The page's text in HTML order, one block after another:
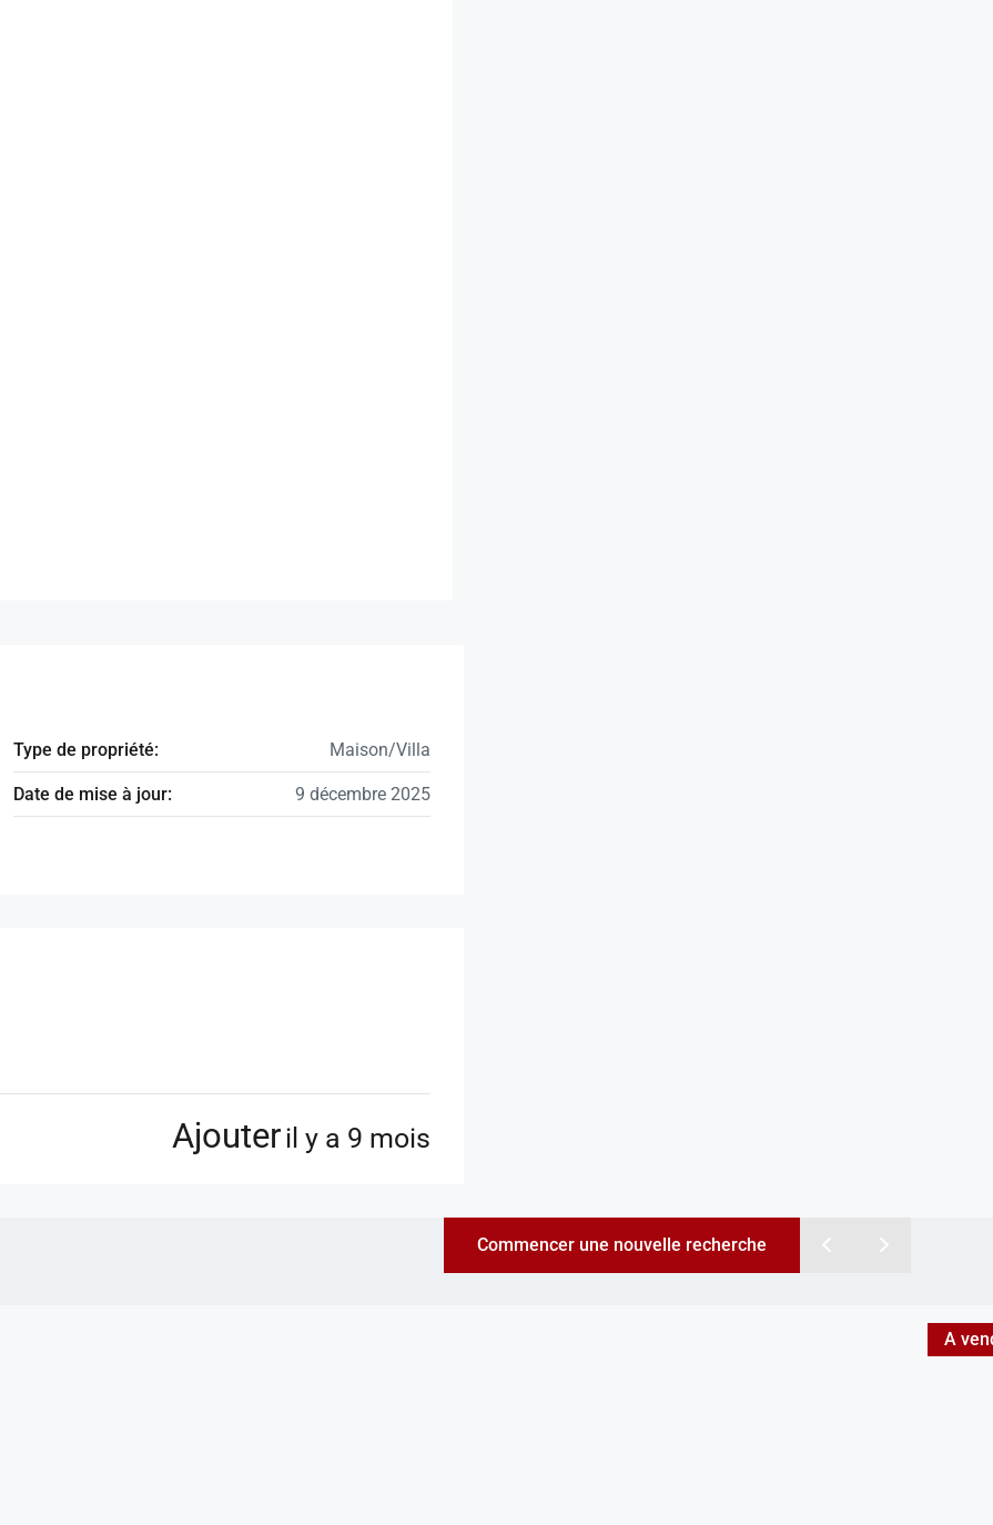
Type de propriété: Maison/Villa
Date de mise à jour: 9 décembre 2025
Ajouteril y a 9 mois
Commencer une nouvelle recherche
A